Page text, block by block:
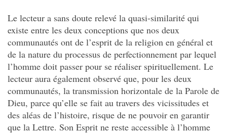
Le lecteur a sans doute relevé la quasi-similarité qui
existe entre les deux conceptions que nos deux
communautés ont de l’esprit de la religion en général et
de la nature du processus de perfectionnement par lequel
l’homme doit passer pour se réaliser spirituellement. Le
lecteur aura également observé que, pour les deux
communautés, la transmission horizontale de la Parole de
Dieu, parce qu’elle se fait au travers des vicissitudes et
des aléas de l’histoire, risque de ne pouvoir en garantir
que la Lettre. Son Esprit ne reste accessible à l’homme